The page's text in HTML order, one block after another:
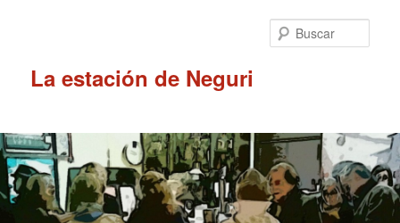
La estación de Neguri